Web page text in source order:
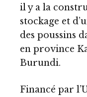
il y a la
stockage et
des poussins
en province
Burundi.
Financé par